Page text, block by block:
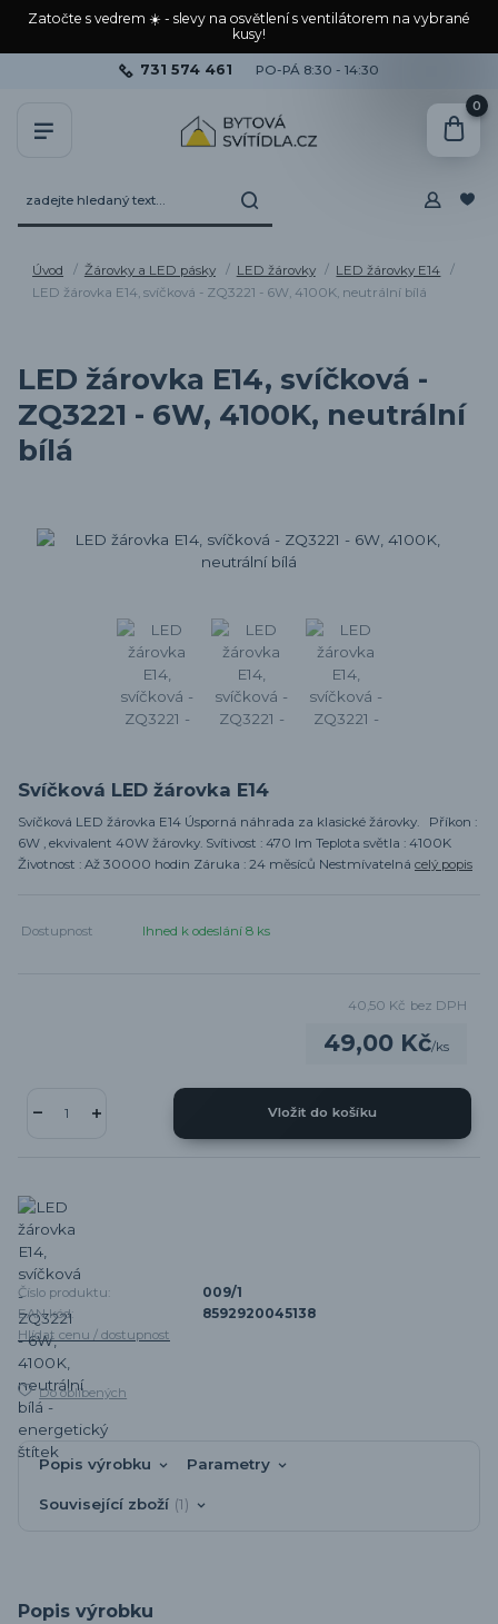
Zatočte s vedrem ☀️ - slevy na osvětlení s ventilátorem na vybrané
kusy!
731 574 461 PO-PÁ 8:30 - 14:30
0
Úvod Žárovky a LED pásky LED žárovky
LED žárovky E14
LED žárovka E14, svíčková - ZQ3221 - 6W, 4100K, neutrální bílá
LED žárovka E14, svíčková -
ZQ3221 - 6W, 4100K, neutrální
bílá
Svíčková LED žárovka E14
Svíčková LED žárovka E14 Úsporná náhrada za klasické žárovky. Příkon :
6W , ekvivalent 40W žárovky. Svítivost : 470 lm Teplota světla : 4100K
Životnost : Až 30000 hodin Záruka : 24 měsíců Nestmívatelná celý popis
Dostupnost Ihned k odeslání 8 ks
49,00 Kč/ks
40,50 Kč bez DPH
Vložit do košíku
Číslo produktu:
009/1
EAN kód:
8592920045138
Hlídat cenu / dostupnost
Do oblíbených
Popis výrobku Parametry
Související zboží 1
Popis výrobku